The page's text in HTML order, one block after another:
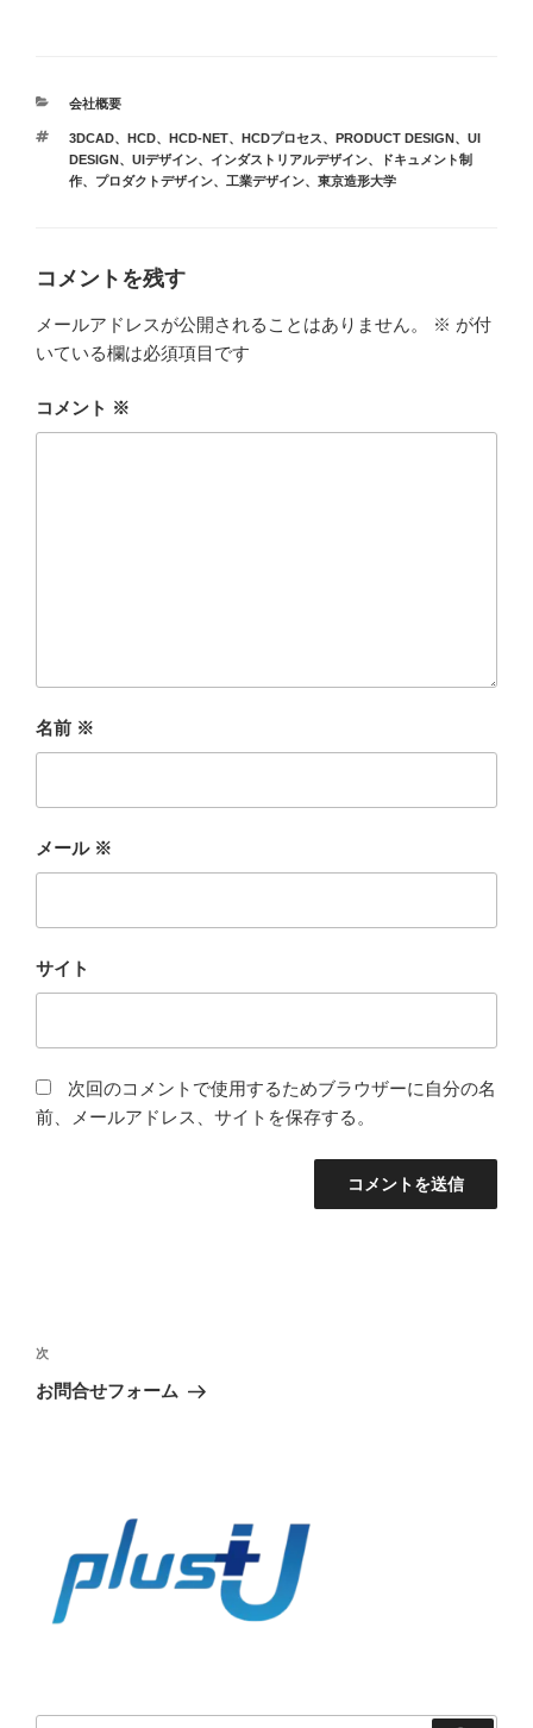
会社概要
3DCAD、 HCD、 HCD-NET、 HCDプロセス、 PRODUCT DESIGN 、 UI
DESIGN 、 UIデザイン、 インダストリアルデザイン、
ドキュメント制
作、 プロダクトデザイン、 工業デザイン、 東京造形大学
コメントを残す
メールアドレスが公開されることはありません。 ※ が付
いている欄は必須項目です
コメント ※
名前 ※
メール ※
サイト
次回のコメントで使用するためブラウザーに自分の名
前、メールアドレス、サイトを保存する。
次
お問合せフォーム